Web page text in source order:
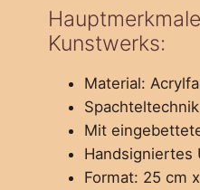
Kunstwerks:
Material:
Spachteltechnik
Mit
Handsigniertes
Format: 25 cm